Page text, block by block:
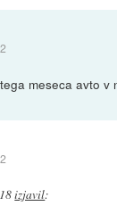
meseca avto v
izjavil: